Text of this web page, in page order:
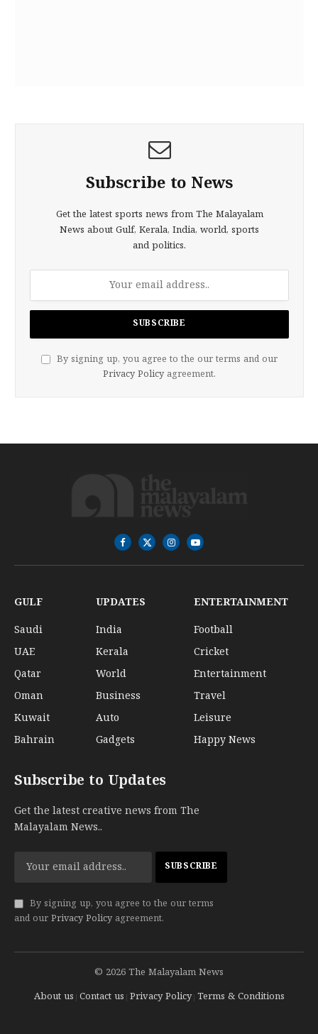
Subscribe to News
Get the latest sports news from The Malayalam
News about Gulf, Kerala, India, world, sports
and politics.
By signing up, you agree to the our terms and our
Privacy Policy agreement.
Facebook
X
(Twitter)
InstagramYouTube
GULF
Saudi
UAE
Qatar
Oman
Kuwait
Bahrain
UPDATES
India
Kerala
World
Business
Auto
Gadgets
ENTERTAINMENT
Football
Cricket
Entertainment
Travel
Leisure
Happy News
Subscribe to Updates
Get the latest creative news from The
Malayalam News..
By signing up, you agree to the our terms
and our Privacy Policy agreement.
© 2026 The Malayalam News
About us Contact us Privacy Policy Terms & Conditions